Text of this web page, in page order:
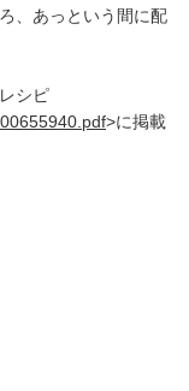
、あっという間に配
シピ
>に掲載